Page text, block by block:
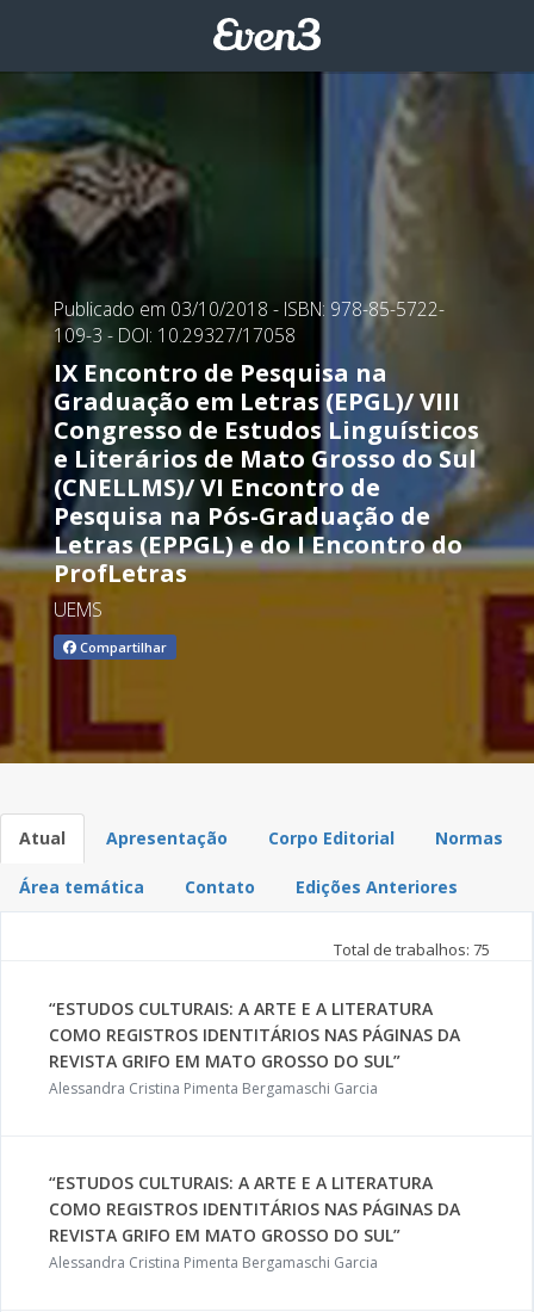
Publicado em 03/10/2018 - ISBN: 978-85-5722-
109-3 - DOI: 10.29327/17058
IX Encontro de Pesquisa na
Graduação em Letras (EPGL)/ VIII
Congresso de Estudos Linguísticos
e Literários de Mato Grosso do Sul
(CNELLMS)/ VI Encontro de
Pesquisa na Pós-Graduação de
Letras (EPPGL) e do I Encontro do
ProfLetras
UEMS
Compartilhar
Atual Apresentação Corpo Editorial Normas
Área temática Contato Edições Anteriores
Total de trabalhos: 75
“ESTUDOS CULTURAIS: A ARTE E A LITERATURA
COMO REGISTROS IDENTITÁRIOS NAS PÁGINAS DA
REVISTA GRIFO EM MATO GROSSO DO SUL”
Alessandra Cristina Pimenta Bergamaschi Garcia
“ESTUDOS CULTURAIS: A ARTE E A LITERATURA
COMO REGISTROS IDENTITÁRIOS NAS PÁGINAS DA
REVISTA GRIFO EM MATO GROSSO DO SUL”
Alessandra Cristina Pimenta Bergamaschi Garcia